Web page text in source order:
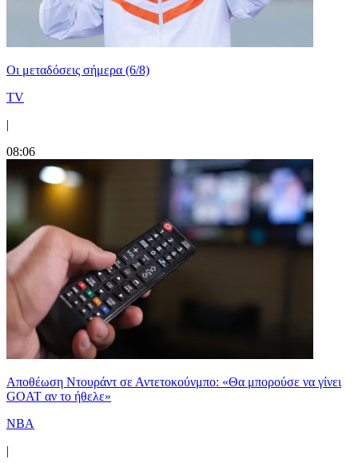
Οι μεταδόσεις σήμερα (6/8)
TV
|
08:06
Αποθέωση Ντουράντ σε Αντετοκούνμπο: «Θα μπορούσε να γίνει
GOAT αν το ήθελε»
NBA
|